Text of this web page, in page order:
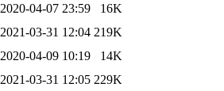
2020-04-07 23:59
16K
2021-03-31 12:04 219K
2020-04-09 10:19
14K
2021-03-31 12:05 229K